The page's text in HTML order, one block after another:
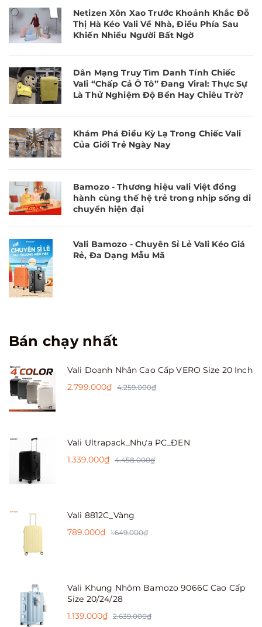
Netizen Xôn Xao Trước Khoảnh Khắc Đỗ
Thị Hà Kéo Vali Về Nhà, Điều Phía Sau
Khiến Nhiều Người Bất Ngờ
Dân Mạng Truy Tìm Danh Tính Chiếc
Vali “Chấp Cả Ô Tô” Đang Viral: Thực Sự
Là Thử Nghiệm Độ Bền Hay Chiêu Trò?
Khám Phá Điều Kỳ Lạ Trong Chiếc Vali
Của Giới Trẻ Ngày Nay
Bamozo - Thương hiệu vali Việt đồng
hành cùng thế hệ trẻ trong nhịp sống di
chuyển hiện đại
Vali Bamozo - Chuyên Sỉ Lẻ Vali Kéo Giá
Rẻ, Đa Dạng Mẫu Mã
Bán chạy nhất
Vali Doanh Nhân Cao Cấp VERO Size 20 Inch
2.799.000₫ 4.259.000₫
Vali Ultrapack_Nhựa PC_ĐEN
1.339.000₫ 4.458.000₫
Vali 8812C_Vàng
789.000₫ 1.649.000₫
Vali Khung Nhôm Bamozo 9066C Cao Cấp
Size 20/24/28
1.139.000₫ 2.639.000₫